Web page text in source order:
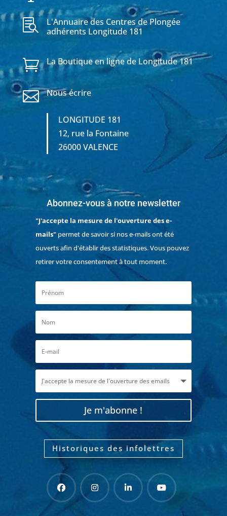

L'Annuaire des Centres de Plongée
adhérents Longitude 181
 La Boutique en ligne de Longitude 181
 Nous écrire
LONGITUDE 181
12, rue la Fontaine
26000 VALENCE
Abonnez-vous à notre newsletter
"J'accepte la mesure de l'ouverture des e-
mails"permet de savoir si nos e-mails ont été
ouverts afin d'établir des statistiques. Vous pouvez
retirer votre consentement à tout moment.
Je m'abonne !
Historiques des infolettres